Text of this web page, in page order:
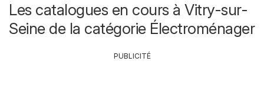
Les catalogues en cours à Vitry-sur-
Seine de la catégorie Électroménager
PUBLICITÉ